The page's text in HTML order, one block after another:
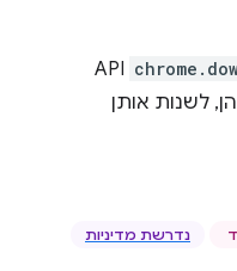
API
לשנות אותן
נדרשת מדיניות